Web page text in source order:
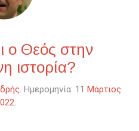
ο Θεός στην
ιστορία?
. Ημερομηνία: 11 Μάρτιος
.